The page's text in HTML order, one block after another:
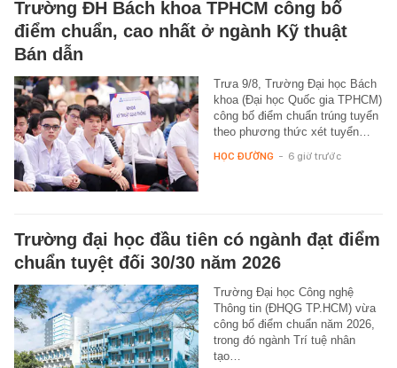
Trường ĐH Bách khoa TPHCM công bố
điểm chuẩn, cao nhất ở ngành Kỹ thuật
Bán dẫn
Trưa 9/8, Trường Đại học Bách
khoa (Đại học Quốc gia TPHCM)
công bố điểm chuẩn trúng tuyển
theo phương thức xét tuyển…
HỌC ĐƯỜNG - 6 giờ trước
Trường đại học đầu tiên có ngành đạt điểm
chuẩn tuyệt đối 30/30 năm 2026
Trường Đại học Công nghệ
Thông tin (ĐHQG TP.HCM) vừa
công bố điểm chuẩn năm 2026,
trong đó ngành Trí tuệ nhân
tạo…